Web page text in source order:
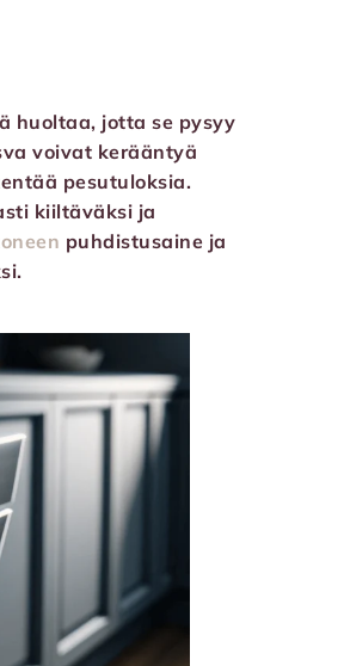
huoltaa, jotta se pysyy
voivat kerääntyä
pesutuloksia.
kiiltäväksi ja
puhdistusaine ja